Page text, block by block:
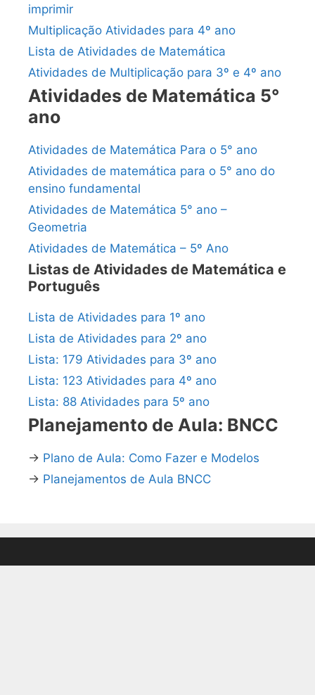
imprimir
Multiplicação Atividades para 4º ano
Lista de Atividades de Matemática
Atividades de Multiplicação para 3º e 4º ano
Atividades de Matemática 5°
ano
Atividades de Matemática Para o 5° ano
Atividades de matemática para o 5° ano do
ensino fundamental
Atividades de Matemática 5° ano –
Geometria
Atividades de Matemática – 5º Ano
Listas de Atividades de Matemática e
Português
Lista de Atividades para 1º ano
Lista de Atividades para 2º ano
Lista: 179 Atividades para 3º ano
Lista: 123 Atividades para 4º ano
Lista: 88 Atividades para 5º ano
Planejamento de Aula: BNCC
→ Plano de Aula: Como Fazer e Modelos
→ Planejamentos de Aula BNCC